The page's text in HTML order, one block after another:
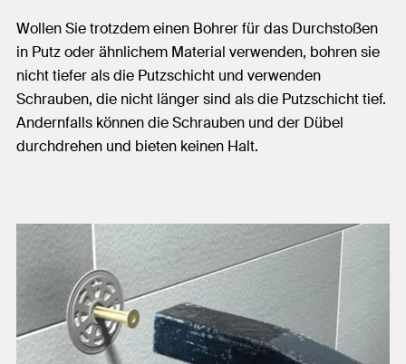
Wollen Sie trotzdem einen Bohrer für das Durchstoßen
in Putz oder ähnlichem Material verwenden, bohren sie
nicht tiefer als die Putzschicht und verwenden
Schrauben, die nicht länger sind als die Putzschicht tief.
Andernfalls können die Schrauben und der Dübel
durchdrehen und bieten keinen Halt.